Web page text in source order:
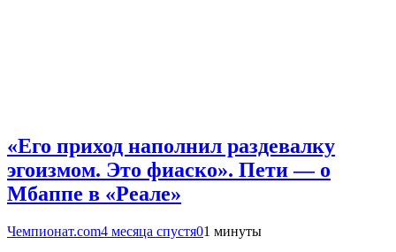
«Его приход наполнил раздевалку
эгоизмом. Это фиаско». Пети — о
Мбаппе в «Реале»
Чемпионат.com4 месяца спустя01 минуты